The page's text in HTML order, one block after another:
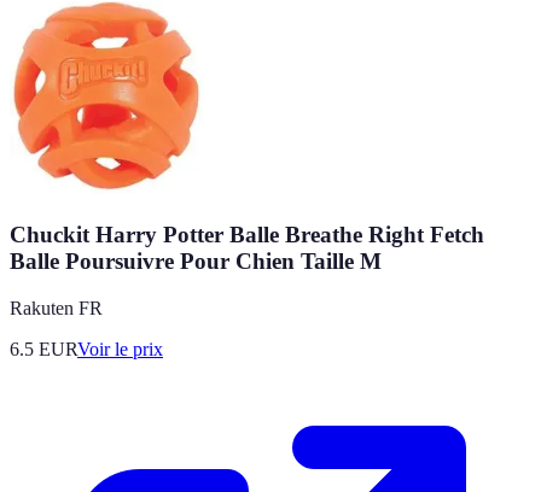
Chuckit Harry Potter Balle Breathe Right Fetch
Balle Poursuivre Pour Chien Taille M
Rakuten FR
6.5 EURVoir le prix